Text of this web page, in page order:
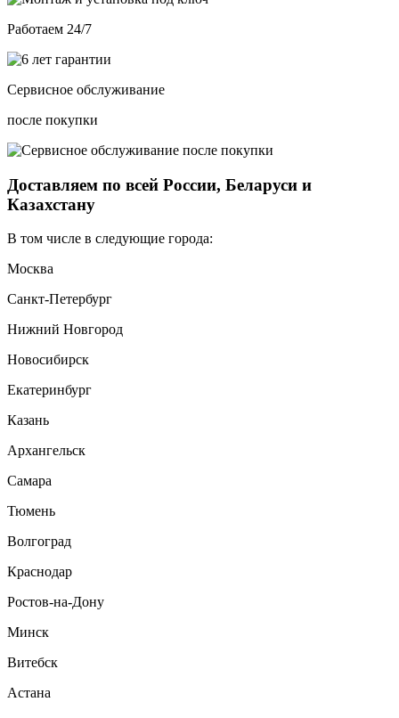
Работаем 24/7
Сервисное обслуживание
после покупки
Доставляем по всей России, Беларуси и
Казахстану
В том числе в следующие города:
Москва
Санкт-Петербург
Нижний Новгород
Новосибирск
Екатеринбург
Казань
Архангельск
Самара
Тюмень
Волгоград
Краснодар
Ростов-на-Дону
Минск
Витебск
Астана